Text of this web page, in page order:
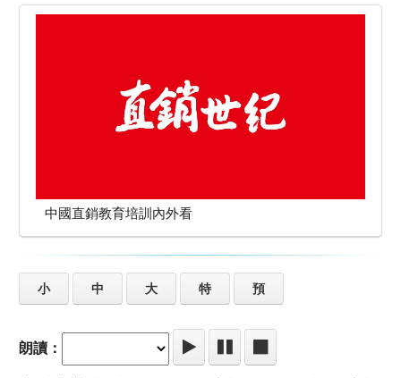
中國直銷教育培訓內外看
小 中 大 特 預
朗讀：